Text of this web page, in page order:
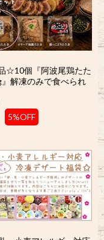
☆10個『阿波尾鶏たた
』解凍のみで食べられ
5%OFF